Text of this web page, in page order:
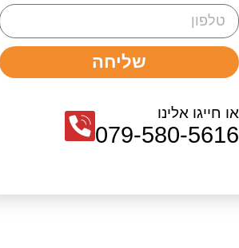
שליחה
או חייגו אלינו
079-580-5616